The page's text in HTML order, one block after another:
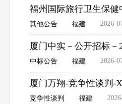
福州国际旅行卫生保
其他公告 福建 2026-
厦门中实－公开招标－
中标公告 福建 2026-
厦门万翔-竞争性谈判-
竞争性谈判 福建